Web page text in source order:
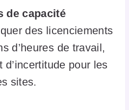
de capacité
des licenciements
d’heures de travail,
d’incertitude pour les
sites.